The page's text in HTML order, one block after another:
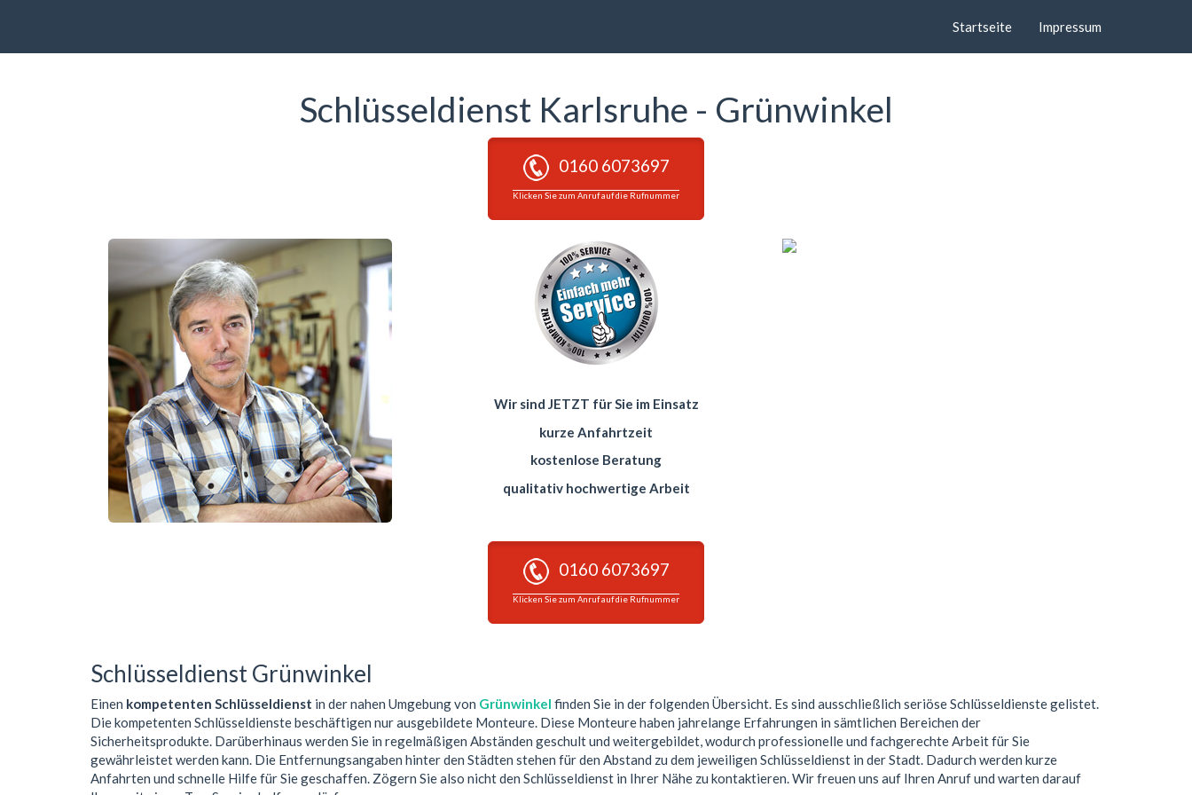
Startseite Impressum
Schlüsseldienst Karlsruhe - Grünwinkel
0160 6073697
Klicken Sie zum Anruf auf die Rufnummer
Wir sind JETZT für Sie im Einsatz
kurze Anfahrtzeit
kostenlose Beratung
qualitativ hochwertige Arbeit
0160 6073697
Klicken Sie zum Anruf auf die Rufnummer
Schlüsseldienst Grünwinkel
Einen kompetenten Schlüsseldienst in der nahen Umgebung von Grünwinkel finden Sie in der folgenden Übersicht. Es sind ausschließlich seriöse Schlüsseldienste gelistet.
Die kompetenten Schlüsseldienste beschäftigen nur ausgebildete Monteure. Diese Monteure haben jahrelange Erfahrungen in sämtlichen Bereichen der
Sicherheitsprodukte. Darüberhinaus werden Sie in regelmäßigen Abständen geschult und weitergebildet, wodurch professionelle und fachgerechte Arbeit für Sie
gewährleistet werden kann. Die Entfernungsangaben hinter den Städten stehen für den Abstand zu dem jeweiligen Schlüsseldienst in der Stadt. Dadurch werden kurze
Anfahrten und schnelle Hilfe für Sie geschaffen. Zögern Sie also nicht den Schlüsseldienst in Ihrer Nähe zu kontaktieren. Wir freuen uns auf Ihren Anruf und warten darauf